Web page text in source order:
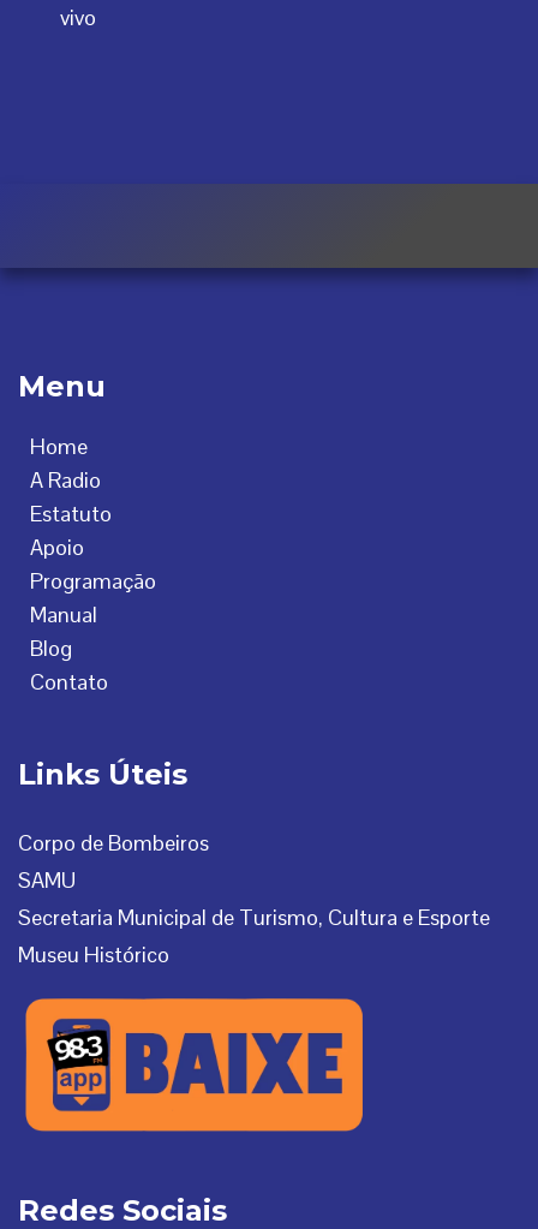
vivo
Menu
Home
A Radio
Estatuto
Apoio
Programação
Manual
Blog
Contato
Links Úteis
Corpo de Bombeiros
SAMU
Secretaria Municipal de Turismo, Cultura e Esporte
Museu Histórico
Redes Sociais